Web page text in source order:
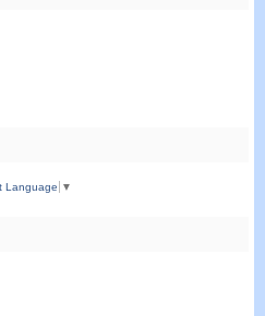
Language ▼